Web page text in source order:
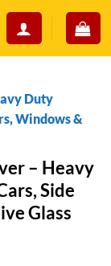
– Heavy
Side
Glass